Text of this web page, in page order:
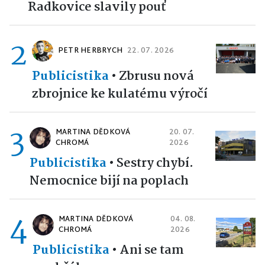
Radkovice slavily pouť
2 PETR HERBRYCH 22. 07. 2026
Publicistika• Zbrusu nová
zbrojnice ke kulatému výročí
3
MARTINA DĚDKOVÁ
CHROMÁ
20. 07.
2026
Publicistika• Sestry chybí.
Nemocnice bijí na poplach
4
MARTINA DĚDKOVÁ
CHROMÁ
04. 08.
2026
Publicistika• Ani se tam